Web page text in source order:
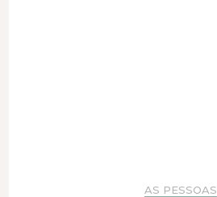
AS PESSOAS